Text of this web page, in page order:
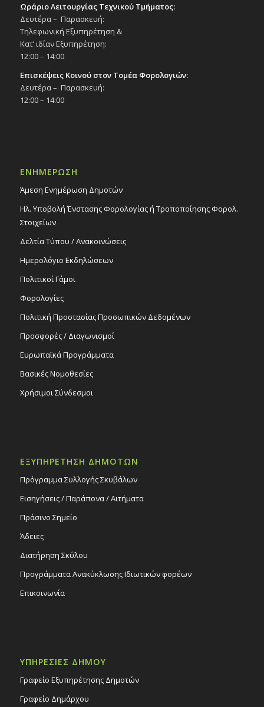
Ωράριο Λειτουργίας Τεχνικού Τμήματος:
Δευτέρα – Παρασκευή:
Τηλεφωνική Εξυπηρέτηση &
Κατ’ ιδίαν Εξυπηρέτηση:
12:00 – 14:00
Επισκέψεις Κοινού στον Τομέα Φορολογιών:
Δευτέρα – Παρασκευή:
12:00 – 14:00
ΕΝΗΜΕΡΩΣΗ
Άμεση Ενημέρωση Δημοτών
Ηλ. Υποβολή Ένστασης Φορολογίας ή Τροποποίησης Φορολ.
Στοιχείων
Δελτία Τύπου / Ανακοινώσεις
Ημερολόγιο Εκδηλώσεων
Πολιτικοί Γάμοι
Φορολογίες
Πολιτική Προστασίας Προσωπικών Δεδομένων
Προσφορές / Διαγωνισμοί
Ευρωπαϊκά Προγράμματα
Βασικές Νομοθεσίες
Χρήσιμοι Σύνδεσμοι
ΕΞΥΠΗΡΕΤΗΣΗ ΔΗΜΟΤΩΝ
Πρόγραμμα Συλλογής Σκυβάλων
Εισηγήσεις / Παράπονα / Αιτήματα
Πράσινο Σημείο
Άδειες
Διατήρηση Σκύλου
Προγράμματα Ανακύκλωσης Ιδιωτικών φορέων
Επικοινωνία
ΥΠΗΡΕΣΙΕΣ ΔΗΜΟΥ
Γραφείο Εξυπηρέτησης Δημοτών
Γραφείο Δημάρχου